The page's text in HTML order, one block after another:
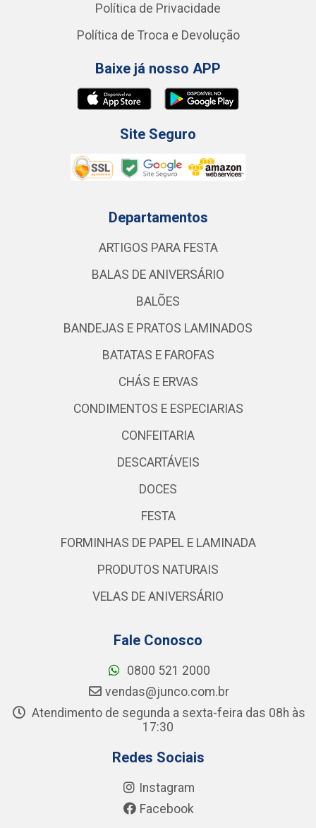
Política de Privacidade
Política de Troca e Devolução
Baixe já nosso APP
Site Seguro
Departamentos
ARTIGOS PARA FESTA
BALAS DE ANIVERSÁRIO
BALÕES
BANDEJAS E PRATOS LAMINADOS
BATATAS E FAROFAS
CHÁS E ERVAS
CONDIMENTOS E ESPECIARIAS
CONFEITARIA
DESCARTÁVEIS
DOCES
FESTA
FORMINHAS DE PAPEL E LAMINADA
PRODUTOS NATURAIS
VELAS DE ANIVERSÁRIO
Fale Conosco
0800 521 2000
vendas@junco.com.br
Atendimento de segunda a sexta-feira das 08h às
17:30
Redes Sociais
Instagram
Facebook